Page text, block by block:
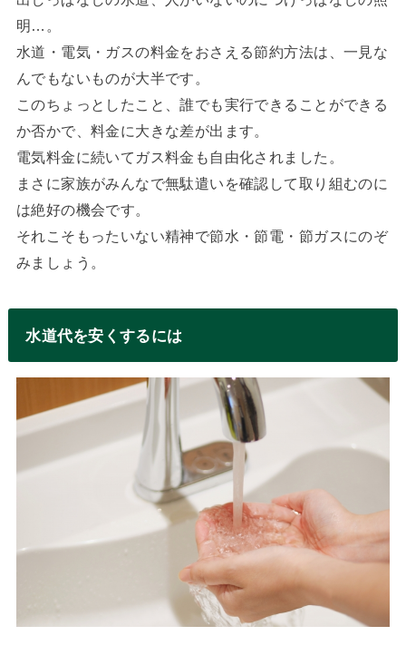
明…。
水道・電気・ガスの料金をおさえる節約方法は、一見な
んでもないものが大半です。
このちょっとしたこと、誰でも実行できることができる
か否かで、料金に大きな差が出ます。
電気料金に続いてガス料金も自由化されました。
まさに家族がみんなで無駄遣いを確認して取り組むのに
は絶好の機会です。
それこそもったいない精神で節水・節電・節ガスにのぞ
みましょう。
水道代を安くするには